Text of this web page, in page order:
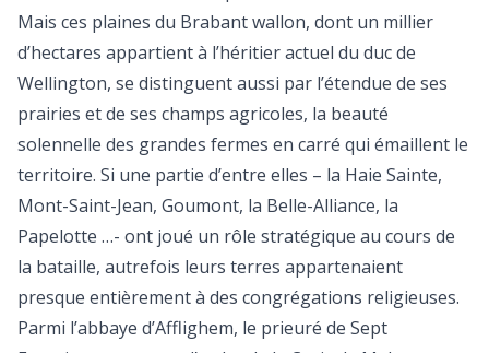
Mais ces plaines du Brabant wallon, dont un millier
d’hectares appartient à l’héritier actuel du duc de
Wellington, se distinguent aussi par l’étendue de ses
prairies et de ses champs agricoles, la beauté
solennelle des grandes fermes en carré qui émaillent le
territoire. Si une partie d’entre elles – la Haie Sainte,
Mont-Saint-Jean, Goumont, la Belle-Alliance, la
Papelotte …- ont joué un rôle stratégique au cours de
la bataille, autrefois leurs terres appartenaient
presque entièrement à des congrégations religieuses.
Parmi l’abbaye d’Afflighem, le prieuré de Sept